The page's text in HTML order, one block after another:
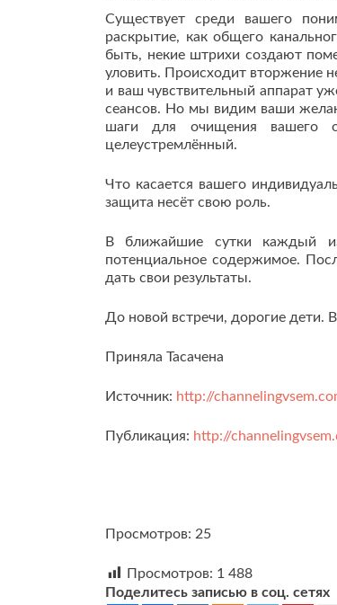
Существует среди вашего
раскрытие, как общего
быть, некие штрихи создают
уловить. Происходит вторжение
и ваш чувствительный аппарат
сеансов. Но мы видим ваши
шаги для очищения вашего
целеустремлённый.
Что касается вашего
защита несёт свою роль.
В ближайшие сутки каждый
потенциальное содержимое.
дать свои результаты.
До новой встречи, дорогие дети.
Приняла Тасачена
Источник: http://
Публикация: http://
Просмотров: 25
Просмотров: 1 488
Поделитесь записью в соц. сетях